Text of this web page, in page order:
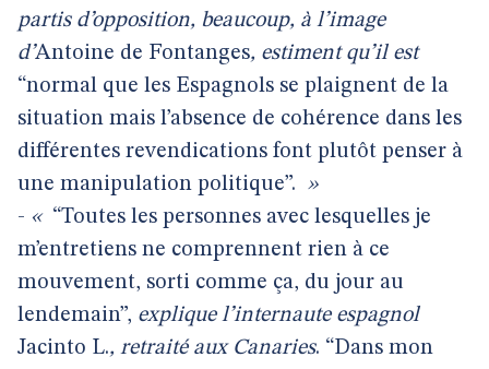
partis d’opposition, beaucoup, à l’image
d’Antoine de Fontanges, estiment qu’il est
“normal que les Espagnols se plaignent de la
situation mais l’absence de cohérence dans les
différentes revendications font plutôt penser à
une manipulation politique”. »
- « “Toutes les personnes avec lesquelles je
m’entretiens ne comprennent rien à ce
mouvement, sorti comme ça, du jour au
lendemain”, explique l’internaute espagnol
Jacinto L., retraité aux Canaries. “Dans mon